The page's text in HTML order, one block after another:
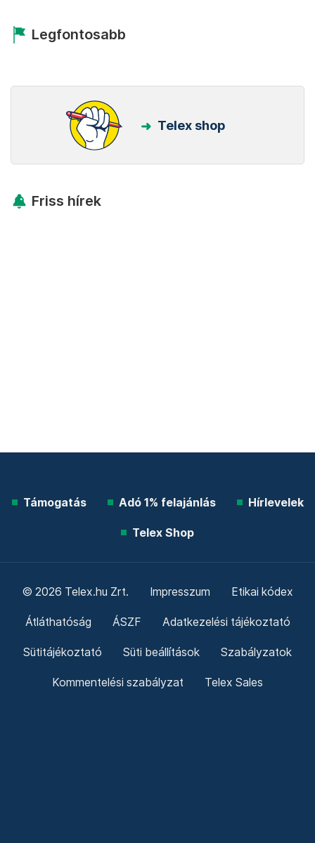
Legfontosabb
Telex shop
Friss hírek
Támogatás Adó 1% felajánlás Hírlevelek
Telex Shop
© 2026 Telex.hu Zrt. Impresszum Etikai kódex
Átláthatóság ÁSZF Adatkezelési tájékoztató
Sütitájékoztató Süti beállítások Szabályzatok
Kommentelési szabályzat Telex Sales